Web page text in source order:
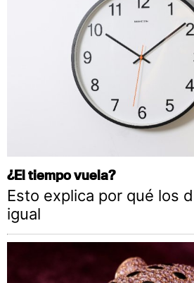
¿El tiempo vuela?
Esto explica por qué los
igual